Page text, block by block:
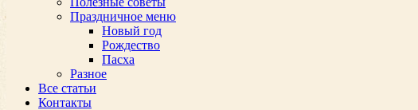
Праздничное меню
Новый год
Рождество
Пасха
Разное
Все статьи
Контакты